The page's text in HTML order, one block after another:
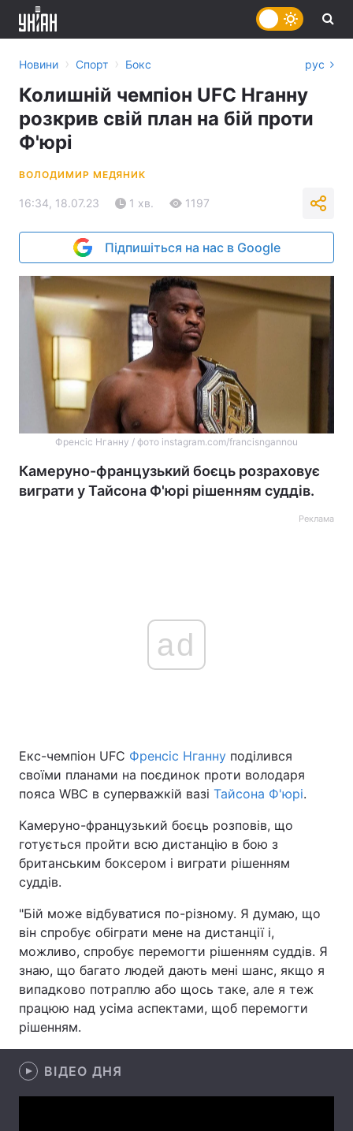
Головна Війна
Економіка Світ
Спорт
Техно і зв'язок Лайт
Зброя Інциденти
Здоров'я
Цікавинки Погода
Екологія Регіони
Новини › Спорт › Бокс рус
Колишній чемпіон UFC Нганну
розкрив свій план на бій проти
Ф'юрі
ВОЛОДИМИР МЕДЯНИК
16:34, 18.07.23 1 хв. 1197
Підпишіться на нас в Google
Френсіс Нганну / фото instagram.com/francisngannou
Камеруно-французький боєць розраховує
виграти у Тайсона Ф'юрі рішенням суддів.
Реклама
ad
Екс-чемпіон UFC Френсіс Нганну поділився
своїми планами на поєдинок проти володаря
пояса WBC в суперважкій вазі Тайсона Ф'юрі.
Камеруно-французький боєць розповів, що
готується пройти всю дистанцію в бою з
британським боксером і виграти рішенням
суддів.
"Бій може відбуватися по-різному. Я думаю, що
він спробує обіграти мене на дистанції і,
можливо, спробує перемогти рішенням суддів. Я
знаю, що багато людей дають мені шанс, якщо я
випадково потраплю або щось таке, але я теж
працюю над усіма аспектами, щоб перемогти
рішенням.
ВІДЕО ДНЯ